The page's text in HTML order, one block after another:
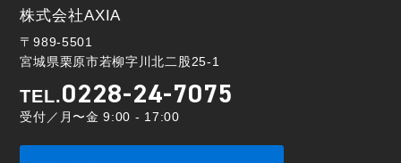
株式会社AXIA
〒989-5501
宮城県栗原市若柳字川北二股25-1
TEL.0228-24-7075
受付／月〜金 9:00 - 17:00